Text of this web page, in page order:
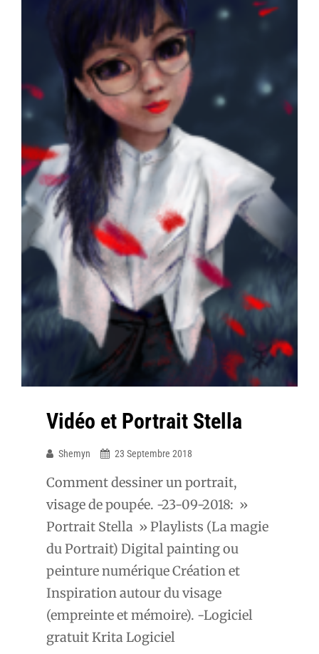
Vidéo et Portrait Stella
Shemyn 23 Septembre 2018
Comment dessiner un portrait,
visage de poupée. -23-09-2018: »
Portrait Stella » Playlists (La magie
du Portrait) Digital painting ou
peinture numérique Création et
Inspiration autour du visage
(empreinte et mémoire). -Logiciel
gratuit Krita Logiciel